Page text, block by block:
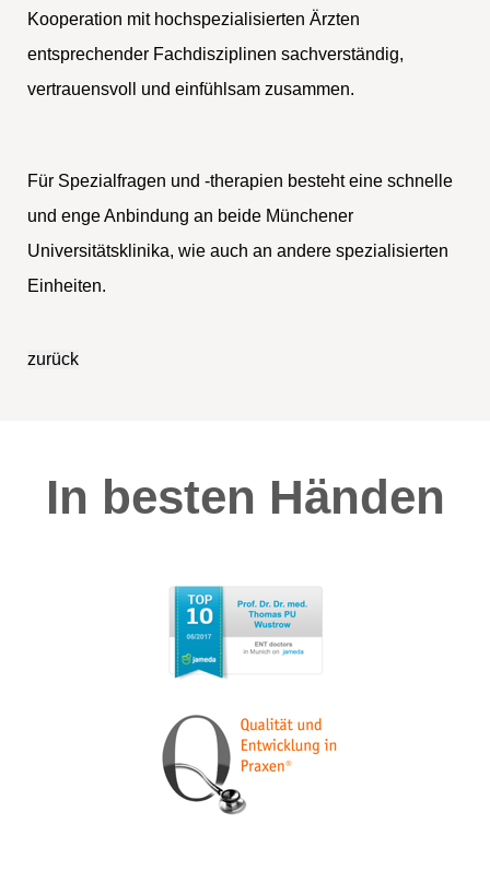
Kooperation mit hochspezialisierten Ärzten
entsprechender Fachdisziplinen sachverständig,
vertrauensvoll und einfühlsam zusammen.
Für Spezialfragen und -therapien besteht eine schnelle
und enge Anbindung an beide Münchener
Universitätsklinika, wie auch an andere spezialisierten
Einheiten.
In besten Händen